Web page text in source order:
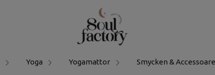
Yoga Yogamattor Smycken &